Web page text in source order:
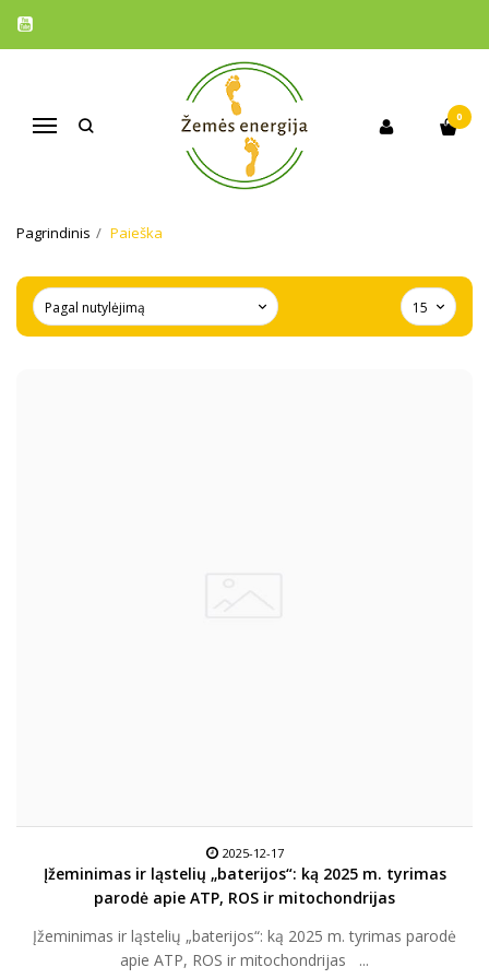
Navigacija
0
Pagrindinis Paieška
2025-12-17
Įžeminimas ir ląstelių „baterijos“: ką 2025 m. tyrimas
parodė apie ATP, ROS ir mitochondrijas
Įžeminimas ir ląstelių „baterijos“: ką 2025 m. tyrimas parodė
apie ATP, ROS ir mitochondrijas ...